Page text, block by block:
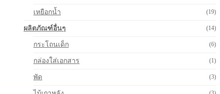
เหยือกน้ำ (19)
ผลิตภัณฑ์อื่นๆ (14)
กระโถนเด็ก (6)
กล่องใส่เอกสาร (1)
พัด (3)